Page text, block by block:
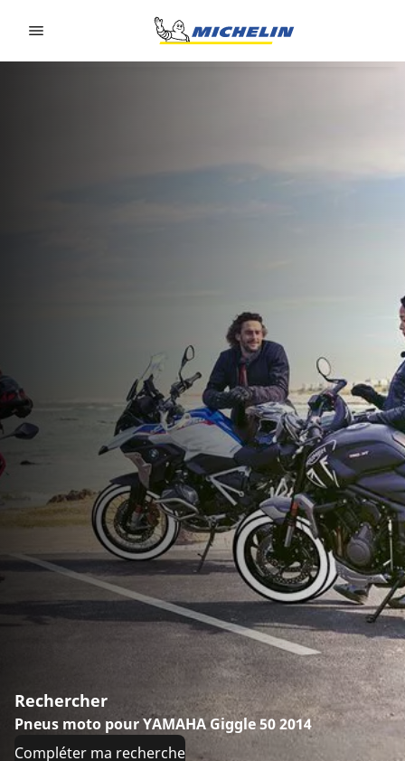
Rechercher
Pneus moto pour YAMAHA Giggle 50 2014
Compléter ma recherche